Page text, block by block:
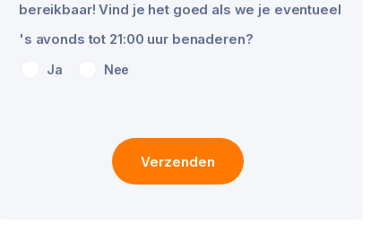
bereikbaar! Vind je het goed als we je eventueel
's avonds tot 21:00 uur benaderen?
Ja Nee
Verzenden